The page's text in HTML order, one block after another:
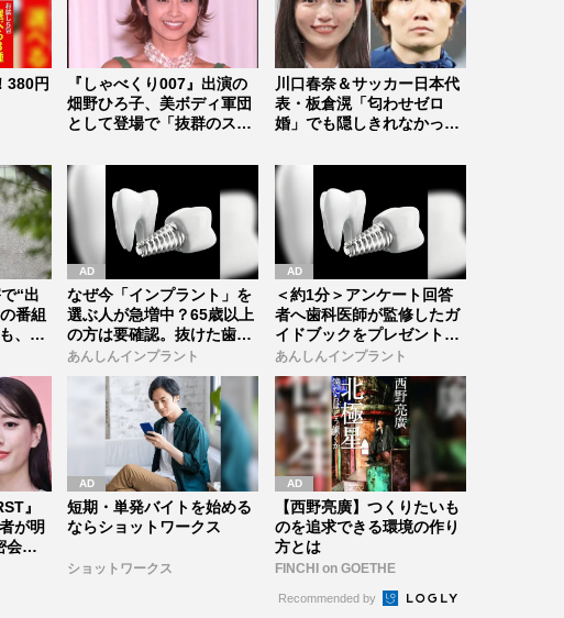
380円
『しゃべくり007』出演の
畑野ひろ子、美ボディ軍団
として登場で「抜群のスタ
川口春奈＆サッカー日本代
表・板倉滉「匂わせゼロ
婚」でも隠しきれなかった
“出
番組
、ネ
なぜ今「インプラント」を
選ぶ人が急増中？65歳以上
の方は要確認。抜けた歯の
放置は...
あんしんインプラント
＜約1分＞アンケート回答
者へ歯科医師が監修したガ
イドブックをプレゼント。
65歳以...
あんしんインプラント
』
が明
会報
短期・単発バイトを始める
ならショットワークス
ショットワークス
【西野亮廣】つくりたいも
のを追求できる環境の作り
方とは
FINCHI on GOETHE
Recommended by